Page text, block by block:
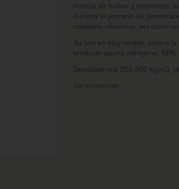
mezcla de turbas y nutrientes,
durante el proceso de
completa eficiencia, así como
Su uso es muy simple, coloca
producto aporta nitrógeno,
Densidad real 250-300 kg/m3,
Sin existencias